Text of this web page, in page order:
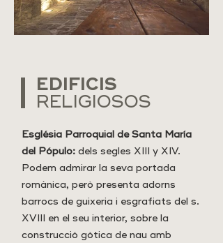
EDIFICIS
RELIGIOSOS
Església Parroquial de Santa María
del Pópulo: dels segles XIII y XIV.
Podem admirar la seva portada
romànica, però presenta adorns
barrocs de guixeria i esgrafiats del s.
XVIII en el seu interior, sobre la
construcció gòtica de nau amb